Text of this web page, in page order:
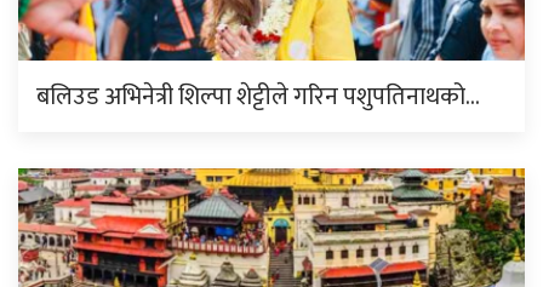
बलिउड अभिनेत्री शिल्पा शेट्टीले गरिन पशुपतिनाथको…